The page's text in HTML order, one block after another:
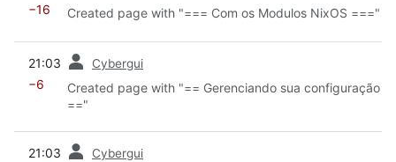
−16 Created page with "=== Com os Modulos NixOS ==="
21:03 Cybergui
−6
Created page with "== Gerenciando sua configuração
=="
21:03 Cybergui